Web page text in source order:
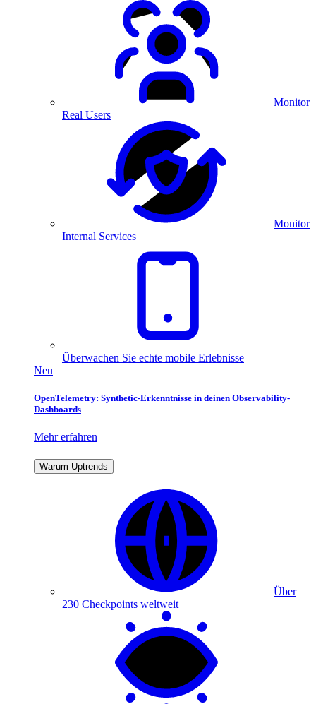
Monitor
Real Users
Monitor
Internal Services
Überwachen Sie echte mobile Erlebnisse
Neu
OpenTelemetry: Synthetic-Erkenntnisse in deinen Observability-
Dashboards
Mehr erfahren
Warum Uptrends
Über
230 Checkpoints weltweit